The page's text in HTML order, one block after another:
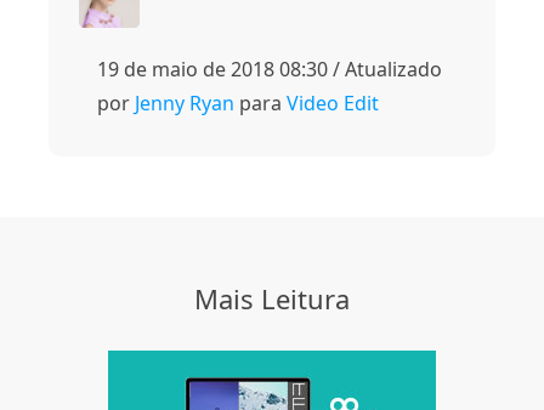
19 de maio de 2018 08:30 / Atualizado
por Jenny Ryan para Video Edit
Mais Leitura